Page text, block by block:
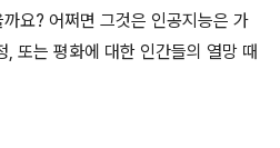
요? 어쩌면 그것은 인공지능은 가
, 또는 평화에 대한 인간들의 열망 때